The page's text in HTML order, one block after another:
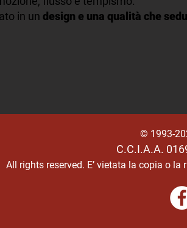
in un design e una qualità che
© 1993-
C.C.I.A.A.
All rights reserved. E’ vietata la copia o